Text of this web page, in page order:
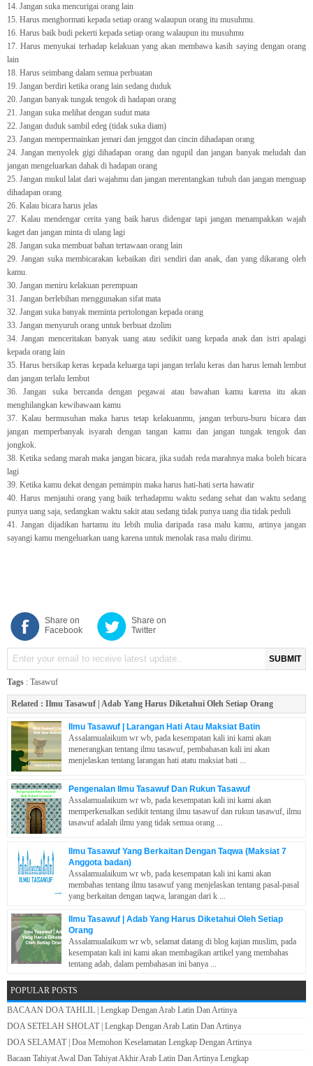
14. Jangan suka mencurigai orang lain
15. Harus menghormati kepada setiap orang walaupun orang itu musuhmu.
16. Harus baik budi pekerti kepada setiap orang walaupun itu musuhmu
17. Harus menyukai terhadap kelakuan yang akan membawa kasih saying dengan orang
lain
18. Harus seimbang dalam semua perbuatan
19. Jangan berdiri ketika orang lain sedang duduk
20. Jangan banyak tungak tengok di hadapan orang
21. Jangan suka melihat dengan sudut mata
22. Jangan duduk sambil edeg (tidak suka diam)
23. Jangan mempermainkan jemari dan jenggot dan cincin dihadapan orang
24. Jangan menyolek gigi dihadapan orang dan ngupil dan jangan banyak meludah dan
jangan mengeluarkan dahak di hadapan orang
25. Jangan mukul lalat dari wajahmu dan jangan merentangkan tubuh dan jangan menguap
dihadapan orang
26. Kalau bicara harus jelas
27. Kalau mendengar cerita yang baik harus didengar tapi jangan menampakkan wajah
kaget dan jangan minta di ulang lagi
28. Jangan suka membuat bahan tertawaan orang lain
29. Jangan suka membicarakan kebaikan diri sendiri dan anak, dan yang dikarang oleh
kamu.
30. Jangan meniru kelakuan perempuan
31. Jangan berlebihan menggunakan sifat mata
32. Jangan suka banyak meminta pertolongan kepada orang
33. Jangan menyuruh orang untuk berbuat dzolim
34. Jangan menceritakan banyak uang atau sedikit uang kepada anak dan istri apalagi
kepada orang lain
35. Harus bersikap keras kepada keluarga tapi jangan terlalu keras dan harus lemah lembut
dan jangan terlalu lembut
36. Jangan suka bercanda dengan pegawai atau bawahan kamu karena itu akan
menghilangkan kewibawaan kamu
37. Kalau bermusuhan maka harus tetap kelakuanmu, jangan terburu-buru bicara dan
jangan memperbanyak isyarah dengan tangan kamu dan jangan tungak tengok dan
jongkok.
38. Ketika sedang marah maka jangan bicara, jika sudah reda marahnya maka boleh bicara
lagi
39. Ketika kamu dekat dengan pemimpin maka harus hati-hati serta hawatir
40. Harus menjauhi orang yang baik terhadapmu waktu sedang sehat dan waktu sedang
punya uang saja, sedangkan waktu sakit atau sedang tidak punya uang dia tidak peduli
41. Jangan dijadikan hartamu itu lebih mulia daripada rasa malu kamu, artinya jangan
sayangi kamu mengeluarkan uang karena untuk menolak rasa malu dirimu.
Share on
Facebook
Share on
Twitter
SUBMIT
Tags : Tasawuf
Related : Ilmu Tasawuf | Adab Yang Harus Diketahui Oleh Setiap Orang
Ilmu Tasawuf | Larangan Hati Atau Maksiat Batin
Assalamualaikum wr wb, pada kesempatan kali ini kami akan
menerangkan tentang ilmu tasawuf, pembahasan kali ini akan
menjelaskan tentang larangan hati atatu maksiat bati ...
Pengenalan Ilmu Tasawuf Dan Rukun Tasawuf
Assalamualaikum wr wb, pada kesempatan kali ini kami akan
memperkenalkan sedikit tentang ilmu tasawuf dan rukun tasawuf, ilmu
tasawuf adalah ilmu yang tidak semua orang ...
Ilmu Tasawuf Yang Berkaitan Dengan Taqwa (Maksiat 7
Anggota badan)
Assalamualaikum wr wb, pada kesempatan kali ini kami akan
membahas tentang ilmu tasawuf yang menjelaskan tentang pasal-pasal
yang berkaitan dengan taqwa, larangan dari k ...
Ilmu Tasawuf | Adab Yang Harus Diketahui Oleh Setiap
Orang
Assalamualaikum wr wb, selamat datang di blog kajian muslim, pada
kesempatan kali ini kami akan membagikan artikel yang membahas
tentang adab, dalam pembahasan ini banya ...
POPULAR POSTS
BACAAN DOA TAHLIL | Lengkap Dengan Arab Latin Dan Artinya
DOA SETELAH SHOLAT | Lengkap Dengan Arab Latin Dan Artinya
DOA SELAMAT | Doa Memohon Keselamatan Lengkap Dengan Artinya
Bacaan Tahiyat Awal Dan Tahiyat Akhir Arab Latin Dan Artinya Lengkap